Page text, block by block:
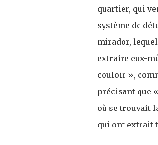
quartier, qui
système de
mirador,
extraire eux-
couloir »,
précisant que
où se trouvait
qui ont extrait